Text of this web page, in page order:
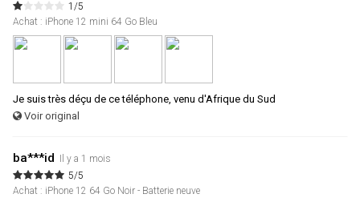
1/5
Achat : iPhone 12 mini 64 Go Bleu
Je suis très déçu de ce téléphone, venu d'Afrique du Sud
Voir original
ba***id
Il y a 1 mois
5/5
Achat : iPhone 12 64 Go Noir - Batterie neuve